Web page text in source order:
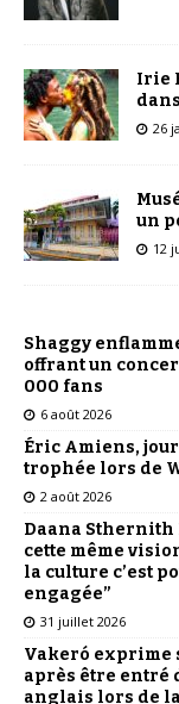
Irie
26
un
12
Shaggy
offrant un
000 fans
6 août 2026
Éric Amiens,
trophée lors de
2 août 2026
Daana Sthernith
cette même
la culture c’est
engagée”
31 juillet 2026
Vakeró exprime
après être entré
anglais lors de